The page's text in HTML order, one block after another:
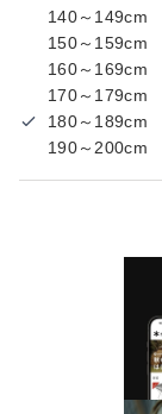
140～149cm
150～159cm
160～169cm
170～179cm
180～189cm
190～200cm